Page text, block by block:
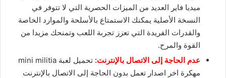
ميديا فاير العديد من الميزات الحصرية التي لا تتوفر في
النسخة الأصلية يمكنك الاستمتاع بالأسلحة والموارد الخاصة
والقدرات الفريدة التي تعزز تجربة اللعب وتمنحك مزيدا من
القوة والمرح.
عدم الحاجة إلى الاتصال بالإنترنت:
تحميل لعبة mini militia
مهكرة اخر اصدار تعمل بدون الحاجة إلى الاتصال بالإنترنت